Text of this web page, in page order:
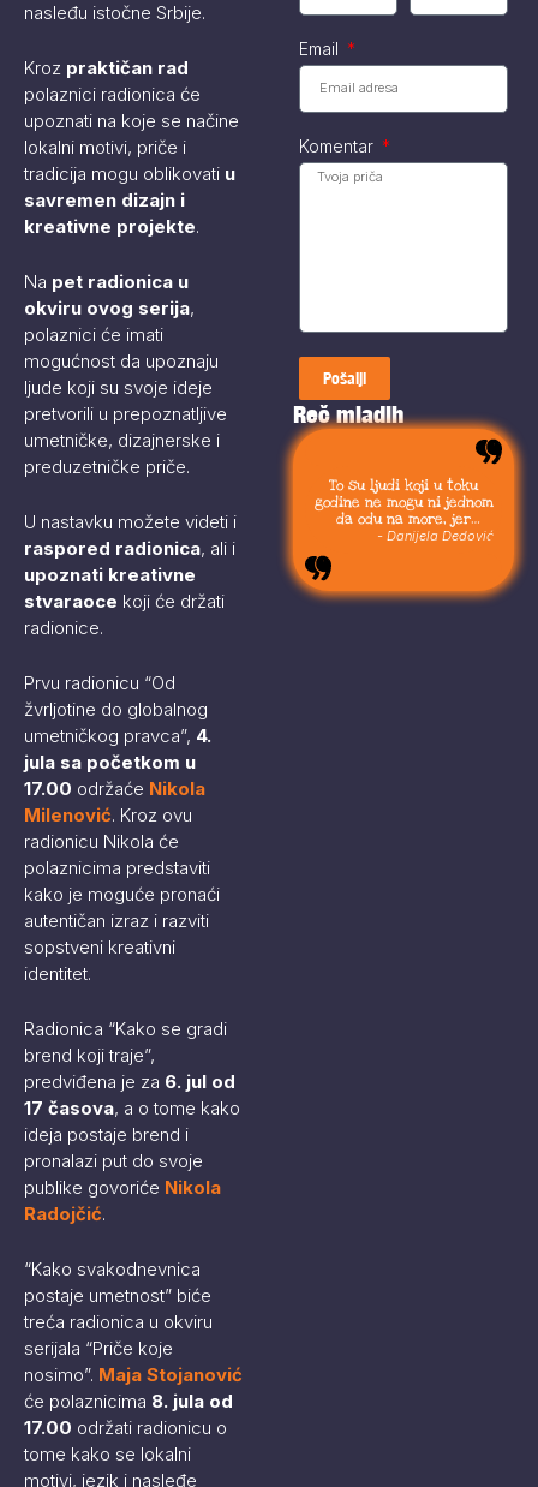
nasleđu istočne Srbije.
Kroz praktičan rad
polaznici radionica će
upoznati na koje se načine
lokalni motivi, priče i
tradicija mogu oblikovati u
savremen dizajn i
kreativne projekte.
Na pet radionica u
okviru ovog serija,
polaznici će imati
mogućnost da upoznaju
ljude koji su svoje ideje
pretvorili u prepoznatljive
umetničke, dizajnerske i
preduzetničke priče.
U nastavku možete videti i
raspored radionica, ali i
upoznati kreativne
stvaraoce koji će držati
radionice.
Prvu radionicu “Od
žvrljotine do globalnog
umetničkog pravca”, 4.
jula sa početkom u
17.00 održaće Nikola
Milenović. Kroz ovu
radionicu Nikola će
polaznicima predstaviti
kako je moguće pronaći
autentičan izraz i razviti
sopstveni kreativni
identitet.
Radionica “Kako se gradi
brend koji traje”,
predviđena je za 6. jul od
17 časova, a o tome kako
ideja postaje brend i
pronalazi put do svoje
publike govoriće Nikola
Radojčić.
“Kako svakodnevnica
postaje umetnost” biće
treća radionica u okviru
serijala “Priče koje
nosimo”. Maja Stojanović
će polaznicima 8. jula od
17.00 održati radionicu o
tome kako se lokalni
motivi, jezik i nasleđe
Email
Komentar
Pošalji
Reč mladih
To su ljudi koji u toku
godine ne mogu ni jednom
da odu na more, jer
moraju da budu uvek sa
- Danijela Dedović